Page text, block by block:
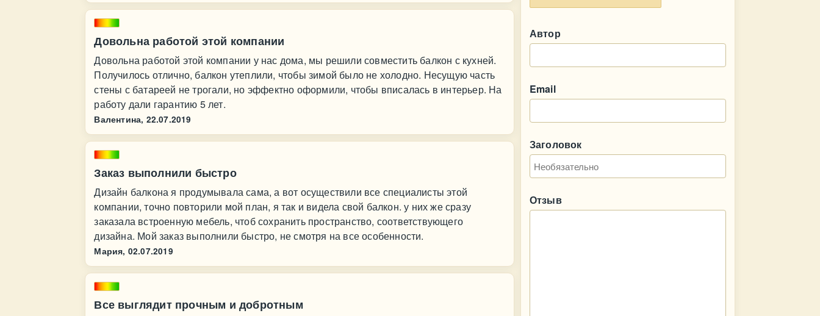
Довольна работой этой компании
Довольна работой этой компании у нас дома, мы решили совместить балкон с кухней.
Получилось отлично, балкон утеплили, чтобы зимой было не холодно. Несущую часть
стены с батареей не трогали, но эффектно оформили, чтобы вписалась в интерьер. На
работу дали гарантию 5 лет.
Валентина, 22.07.2019
Заказ выполнили быстро
Дизайн балкона я продумывала сама, а вот осуществили все специалисты этой
компании, точно повторили мой план, я так и видела свой балкон. у них же сразу
заказала встроенную мебель, чтоб сохранить пространство, соответствующего
дизайна. Мой заказ выполнили быстро, не смотря на все особенности.
Мария, 02.07.2019
Все выглядит прочным и добротным
Автор
Email
Заголовок
Отзыв